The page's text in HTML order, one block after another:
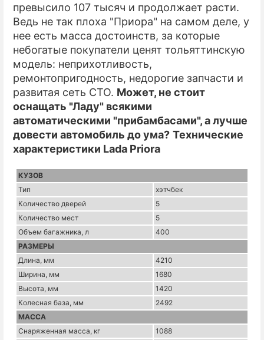
превысило 107 тысяч и продолжает расти.
Ведь не так плоха "Приора" на самом деле, у
нее есть масса достоинств, за которые
небогатые покупатели ценят тольяттинскую
модель: неприхотливость,
ремонтопригодность, недорогие запчасти и
развитая сеть СТО. Может, не стоит
оснащать "Ладу" всякими
автоматическими "прибамбасами", а лучше
довести автомобиль до ума? Технические
характеристики Lada Priora
КУЗОВ
Тип
хэтчбек
Количество дверей
5
Количество мест
5
Объем багажника, л
400
РАЗМЕРЫ
Длина, мм
4210
Ширина, мм
1680
Высота, мм
1420
Колесная база, мм
2492
МАССА
Снаряженная масса, кг
1088